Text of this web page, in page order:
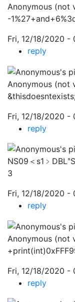
Anonymous (not
-
Fri, 12/18/2020 -
reply
Anonymous (not
Fri, 12/18/2020 -
reply
NS09＜
3
Fri, 12/18/2020 -
reply
Anonymous (not
Fri, 12/18/2020 -
reply